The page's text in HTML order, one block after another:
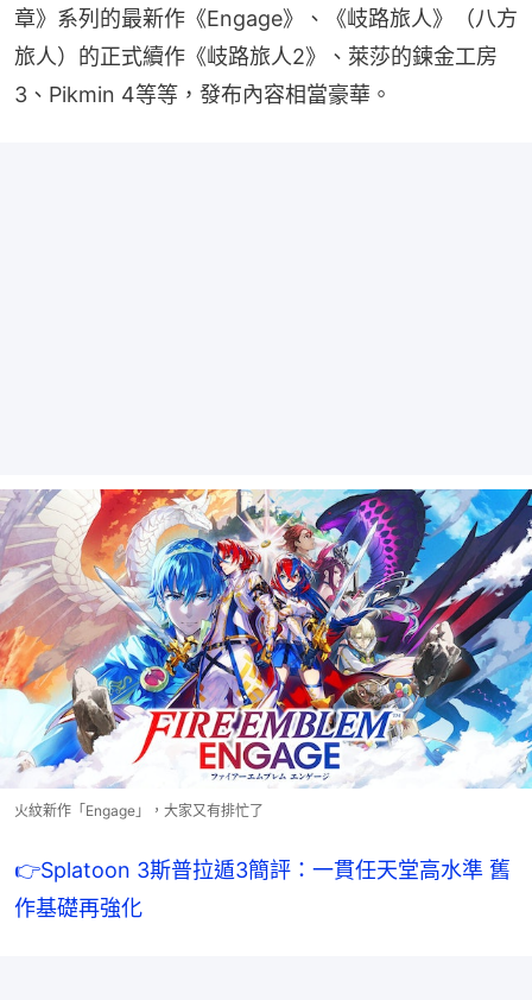
章》系列的最新作《Engage》、《岐路旅人》（八方
旅人）的正式續作《岐路旅人2》、萊莎的鍊金工房
3、Pikmin 4等等，發布內容相當豪華。
火紋新作「Engage」，大家又有排忙了
👉Splatoon 3斯普拉遁3簡評：一貫任天堂高水準 舊
作基礎再強化